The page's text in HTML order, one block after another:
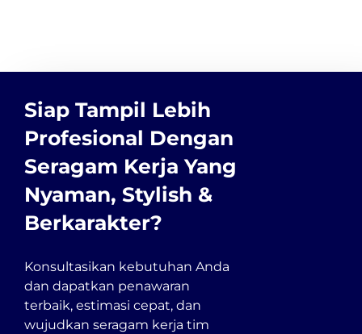
Siap Tampil Lebih
Profesional Dengan
Seragam Kerja Yang
Nyaman, Stylish &
Berkarakter?
Konsultasikan kebutuhan Anda
dan dapatkan penawaran
terbaik, estimasi cepat, dan
wujudkan seragam kerja tim